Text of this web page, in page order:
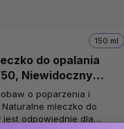
do opalania
Niewidoczny
150 ml
o poparzenia i
mleczko do
jest odpowiednie dla